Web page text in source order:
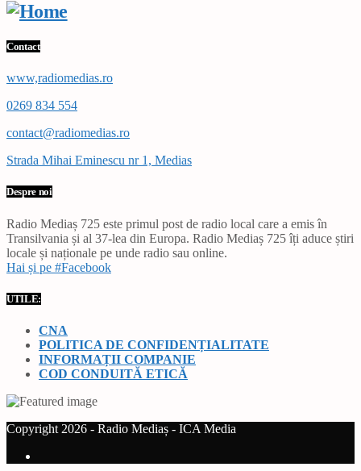
Contact
www,radiomedias.ro
0269 834 554
contact@radiomedias.ro
Strada Mihai Eminescu nr 1, Medias
Despre noi
Radio Mediaș 725 este primul post de radio local care a emis în
Transilvania și al 37-lea din Europa. Radio Mediaș 725 îți aduce știri
locale și naționale pe unde radio sau online.
Hai și pe #Facebook
UTILE:
CNA
POLITICA DE CONFIDENȚIALITATE
INFORMAȚII COMPANIE
COD CONDUITĂ ETICĂ
Copyright 2026 - Radio Mediaș - ICA Media